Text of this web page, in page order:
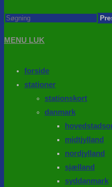
MENU LUK
forside
stationer
stationskort
danmark
midtjylland
nordjylland
sjælland
syddanmark